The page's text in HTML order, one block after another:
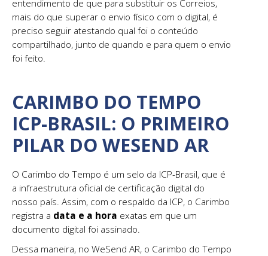
entendimento de que para substituir os Correios,
mais do que superar o envio físico com o digital, é
preciso seguir atestando qual foi o conteúdo
compartilhado, junto de quando e para quem o envio
foi feito.
CARIMBO DO TEMPO
ICP-BRASIL: O PRIMEIRO
PILAR DO WESEND AR
O Carimbo do Tempo é um selo da ICP-Brasil, que é
a infraestrutura oficial de certificação digital do
nosso país. Assim, com o respaldo da ICP, o Carimbo
registra a data e a hora exatas em que um
documento digital foi assinado.
Dessa maneira, no WeSend AR, o Carimbo do Tempo